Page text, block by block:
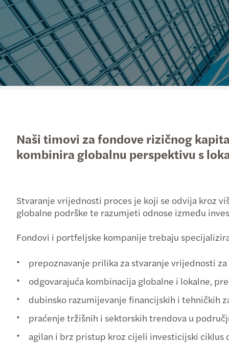
Naši timovi za fondove rizičnog
kombinira globalnu perspektivu s
Stvaranje vrijednosti proces je koji se odvija kroz
globalne podrške te razumjeti odnose između
Fondovi i portfeljske kompanije trebaju
prepoznavanje prilika za stvaranje vrijednosti
odgovarajuća kombinacija globalne i lokalne,
dubinsko razumijevanje financijskih i tehničkih
praćenje tržišnih i sektorskih trendova u
agilan i brz pristup kroz cijeli investicijski ciklus